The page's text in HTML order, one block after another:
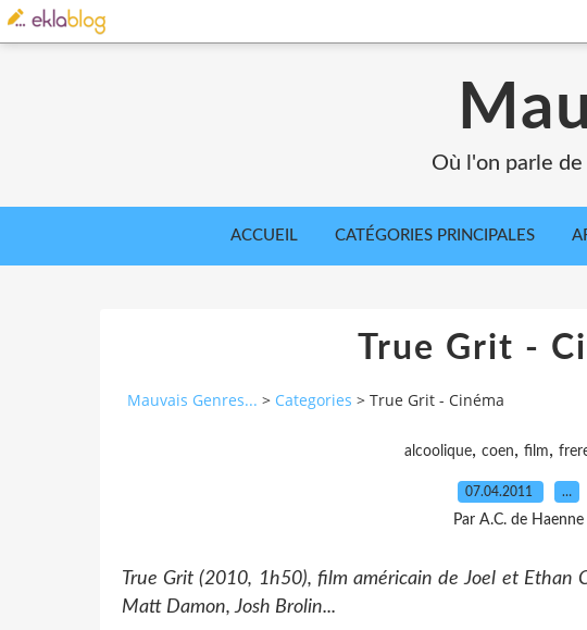
Où l'on parle
ACCUEIL CATÉGORIES PRINCIPALES
True Grit -
Mauvais Genres... > Categories > True Grit - Cinéma
alcoolique, coen, film,
07.04.2011 …
Par A.C. de Haenne
True Grit (2010, 1h50), film américain de Joel et Ethan
Matt Damon, Josh Brolin...